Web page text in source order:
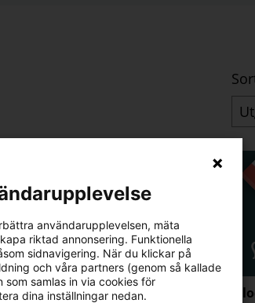
Serie
Lexia Provia Handbok, upplaga 2
användarupplevelsen, mäta
riktad annonsering. Funktionella
sidnavigering. När du klickar på
och våra partners (genom så kallade
samlas in via cookies för
dina inställningar nedan.